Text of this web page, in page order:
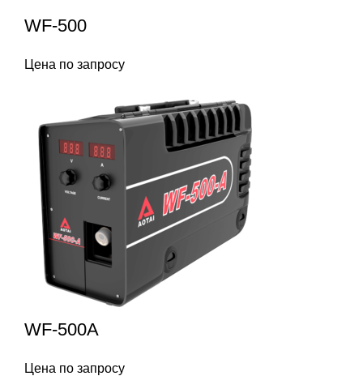
WF-500
Цена по запросу
WF-500A
Цена по запросу